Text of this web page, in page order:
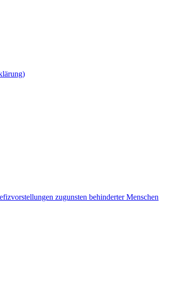
zugunsten behinderter Menschen